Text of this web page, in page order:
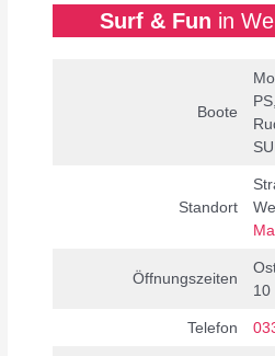
Surf & Fun in
Boote
Standort
Öffnungszeiten
10
Telefon